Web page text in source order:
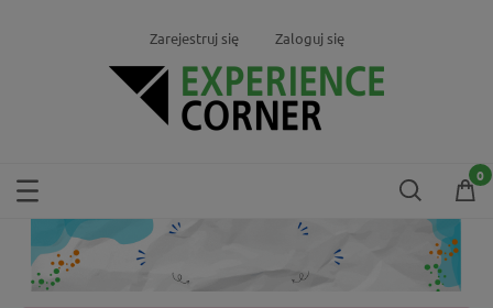
Zarejestruj się Zaloguj się